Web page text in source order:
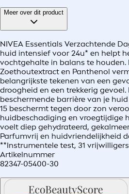
Meer over dit product
NIVEA Essentials Verzachtende
huid intensief voor 24u* en helpt
vochtgehalte in balans te houden.
Zoethoutextract en Panthenol
belangrijkste tekenen van een
droogheid en een trekkerig
beschermende barrière van je
15 beschermt tegen door zon
huidbeschadiging en vroegtijdige
voelt diep gehydrateerd,
Parfumvrij en huidvriendelijkheid
**Instrumentele test, 31 vrijwilligers
Artikelnummer
82347-05400-30